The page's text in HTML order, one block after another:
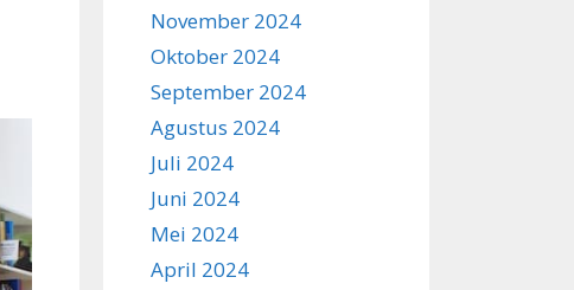
November 2024
Oktober 2024
September 2024
Agustus 2024
Juli 2024
Juni 2024
Mei 2024
April 2024